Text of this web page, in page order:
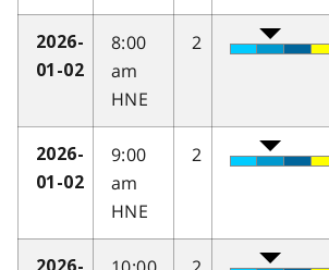
2026-
01-02
8:00
am
HNE
2
2026-
01-02
9:00
am
HNE
2